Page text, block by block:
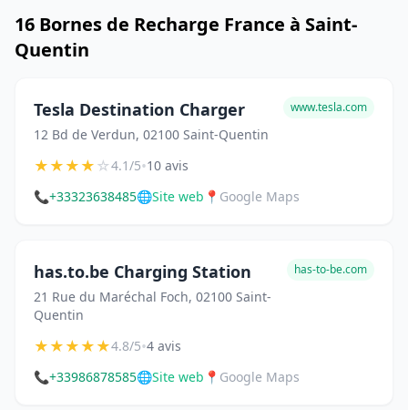
16 Bornes de Recharge France à Saint-
Quentin
Tesla Destination Charger
12 Bd de Verdun, 02100 Saint-Quentin
www.tesla.com
★★★★☆4.1/5•10 avis
📞+33323638485🌐Site web 📍 Google Maps
has.to.be Charging Station
21 Rue du Maréchal Foch, 02100 Saint-
Quentin
has-to-be.com
★★★★★4.8/5•4 avis
📞+33986878585🌐Site web 📍 Google Maps